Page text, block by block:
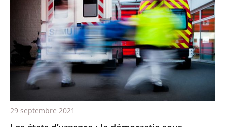
29 septembre 2021